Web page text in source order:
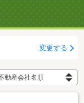
変更する